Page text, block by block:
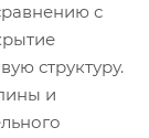
с
структуру.
и